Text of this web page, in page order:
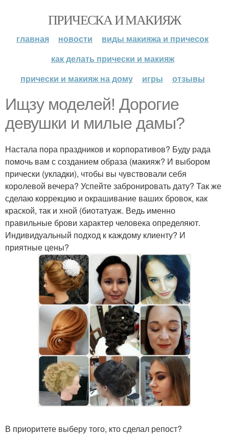
ПРИЧЕСКА И МАКИЯЖ
главная новости
виды макияжа и причесок
как делать прически и макияж
прически и макияж на дому
игры отзывы
Ищзу моделей! Дорогие
девушки и милые дамы?
Настала пора праздников и корпоративов? Буду рада
помочь вам с созданием образа (макияж? И выбором
прически (укладки), чтобы вы чувствовали себя
королевой вечера? Успейте забронировать дату? Так же
сделаю коррекцию и окрашивание ваших бровок, как
краской, так и хной (биотатуаж. Ведь именно
правильные брови характер человека определяют.
Индивидуальный подход к каждому клиенту? И
приятные цены?
В приоритете выберу того, кто сделал репост?